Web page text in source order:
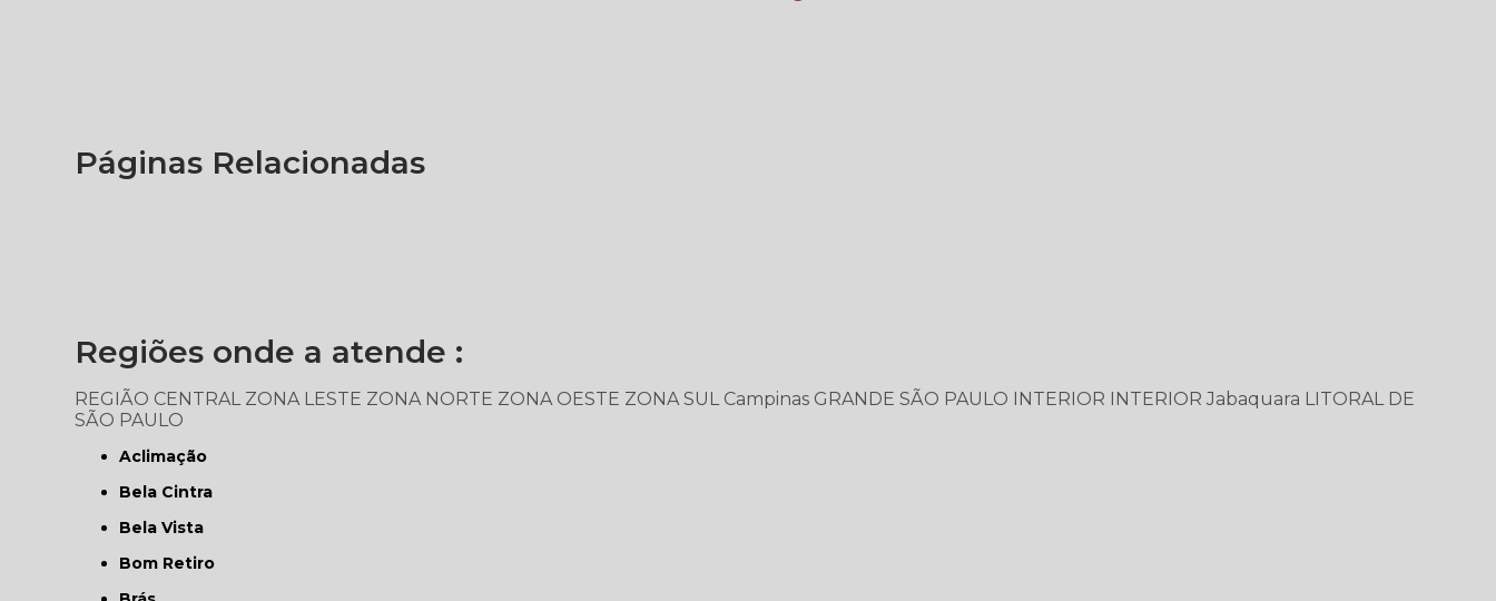
Páginas Relacionadas
Regiões onde a atende :
REGIÃO CENTRAL ZONA LESTE ZONA NORTE ZONA OESTE ZONA SUL Campinas GRANDE SÃO PAULO INTERIOR INTERIOR Jabaquara LITORAL DE
SÃO PAULO
Aclimação
Bela Cintra
Bela Vista
Bom Retiro